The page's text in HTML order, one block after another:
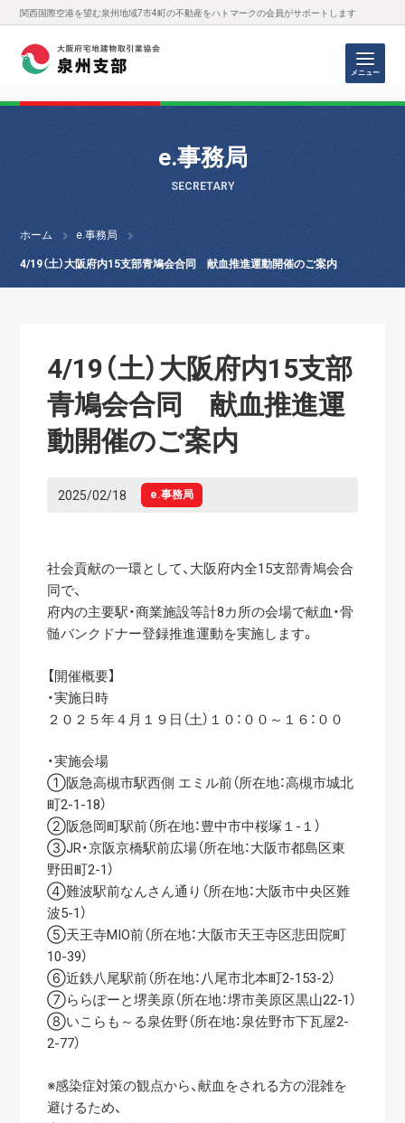
関西国際空港を望む泉州地域7市4町の不動産をハトマークの会員がサポートします
メニュー
e.事務局
SECRETARY
ホーム e.事務局
4/19（土）大阪府内15支部青鳩会合同 献血推進運動開催のご案内
4/19（土）大阪府内15支部
青鳩会合同 献血推進運
動開催のご案内
2025/02/18 e.事務局
社会貢献の一環として、大阪府内全15支部青鳩会合
同で、
府内の主要駅・商業施設等計8カ所の会場で献血・骨
髄バンクドナー登録推進運動を実施します。
【開催概要】
・実施日時
２０２５年４月１９日（土）１０：００～１６：００
・実施会場
①阪急高槻市駅西側 エミル前（所在地：高槻市城北
町2-1-18）
②阪急岡町駅前（所在地：豊中市中桜塚１-１）
③JR・京阪京橋駅前広場（所在地：大阪市都島区東
野田町2-1）
④難波駅前なんさん通り（所在地：大阪市中央区難
波5-1）
⑤天王寺MIO前（所在地：大阪市天王寺区悲田院町
10-39）
⑥近鉄八尾駅前（所在地：八尾市北本町2-153-2）
⑦ららぽーと堺美原（所在地：堺市美原区黒山22-1）
⑧いこらも～る泉佐野（所在地：泉佐野市下瓦屋2-
2-77）
※感染症対策の観点から、献血をされる方の混雑を
避けるため、